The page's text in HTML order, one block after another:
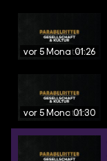
vor 5 Monaten01:26
vor 5 Monaten
01:30